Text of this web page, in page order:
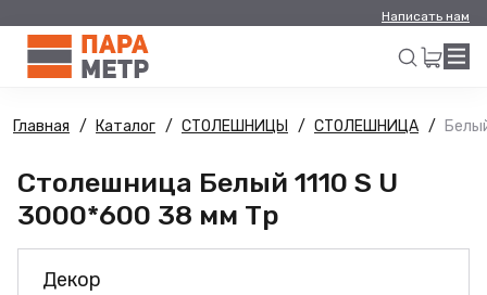
Написать нам
Искать
Главная Каталог СТОЛЕШНИЦЫ СТОЛЕШНИЦА
Столешница Белый 1110 S U
3000*600 38 мм Тр
Декор